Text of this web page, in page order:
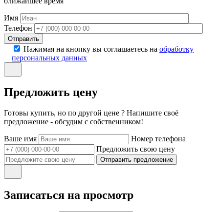
Имя
Телефон
Отправить
Нажимая на кнопку вы соглашаетесь на обработку
персональных данных
Предложить цену
Готовы купить, но по другой цене ? Напишите своё
предложение - обсудим с собственником!
Ваше имя
Номер телефона
Предложить свою цену
Отправить предложение
Записаться на просмотр